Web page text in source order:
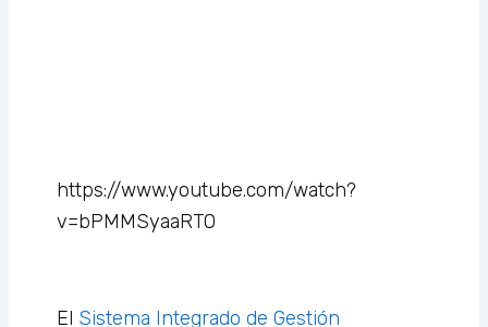
https://www.youtube.com/watch?
v=bPMMSyaaRT0
El Sistema Integrado de Gestión